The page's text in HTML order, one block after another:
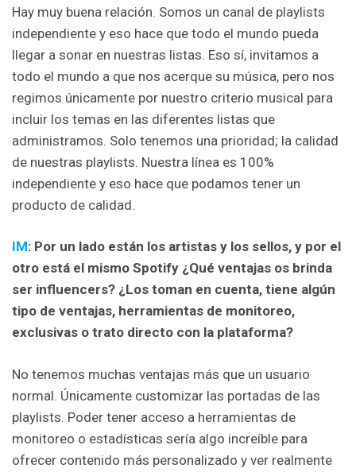
Hay muy buena relación. Somos un canal de playlists
independiente y eso hace que todo el mundo pueda
llegar a sonar en nuestras listas. Eso sí, invitamos a
todo el mundo a que nos acerque su música, pero nos
regimos únicamente por nuestro criterio musical para
incluir los temas en las diferentes listas que
administramos. Solo tenemos una prioridad; la calidad
de nuestras playlists. Nuestra línea es 100%
independiente y eso hace que podamos tener un
producto de calidad.
IM: Por un lado están los artistas y los sellos, y por el
otro está el mismo Spotify ¿Qué ventajas os brinda
ser influencers? ¿Los toman en cuenta, tiene algún
tipo de ventajas, herramientas de monitoreo,
exclusivas o trato directo con la plataforma?
No tenemos muchas ventajas más que un usuario
normal. Únicamente customizar las portadas de las
playlists. Poder tener acceso a herramientas de
monitoreo o estadísticas sería algo increíble para
ofrecer contenido más personalizado y ver realmente